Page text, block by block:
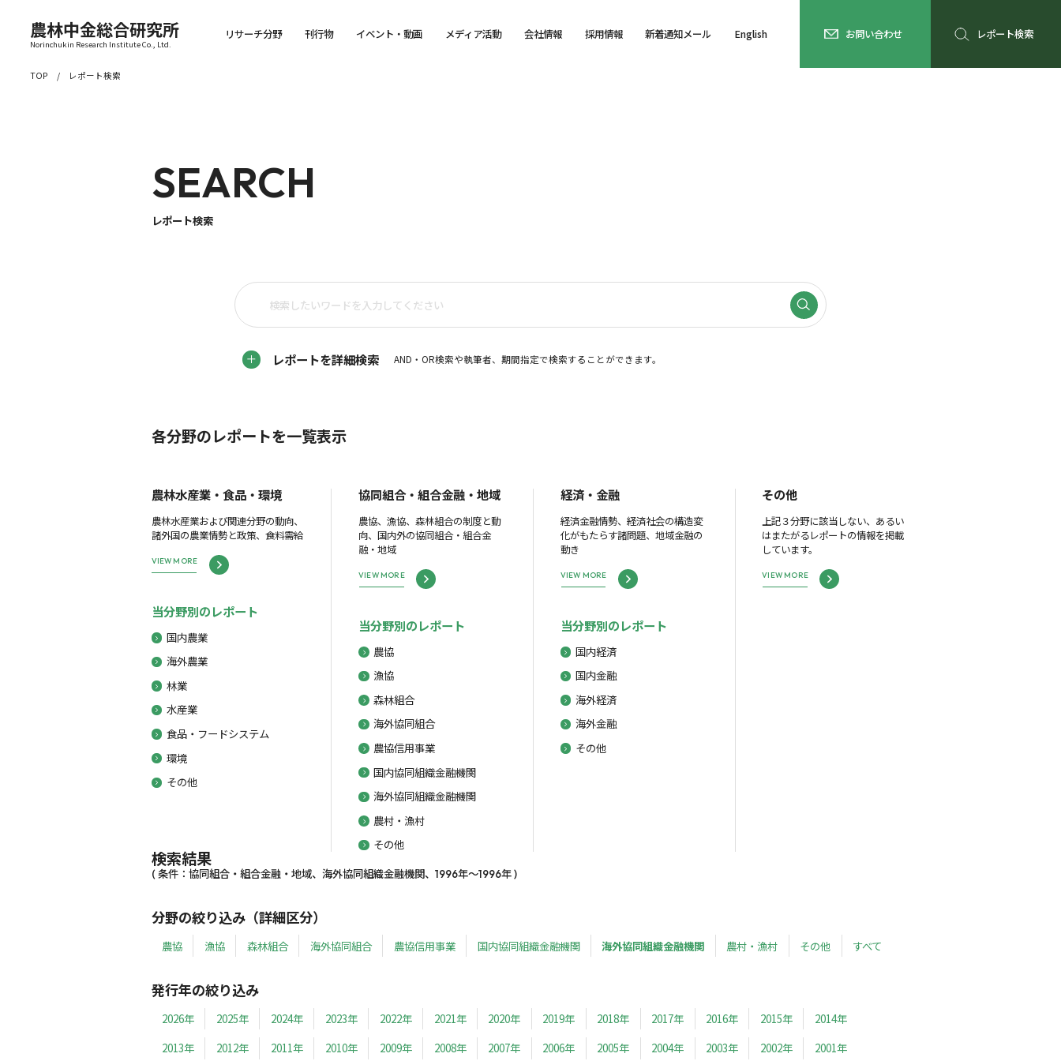
農林中金総合研究所
Norinchukin Research Institute Co., Ltd.
リサーチ分野 刊行物 イベント・動画 メディア活動 会社情報 採用情報 新着通知メール English お問い合わせ レポート検索
TOP レポート検索
SEARCH
レポート検索
レポートを詳細検索 AND・OR検索や執筆者、期間指定で検索することができます。
各分野のレポートを一覧表示
農林水産業・食品・環境
農林水産業および関連分野の動向、
諸外国の農業情勢と政策、食料需給
VIEW MORE
当分野別のレポート
国内農業
海外農業
林業
水産業
食品・フードシステム
環境
その他
協同組合・組合金融・地域
農協、漁協、森林組合の制度と動
向、国内外の協同組合・組合金
融・地域
VIEW MORE
当分野別のレポート
農協
漁協
森林組合
海外協同組合
農協信用事業
国内協同組織金融機関
海外協同組織金融機関
農村・漁村
その他
経済・金融
経済金融情勢、経済社会の構造変
化がもたらす諸問題、地域金融の
動き
VIEW MORE
当分野別のレポート
国内経済
国内金融
海外経済
海外金融
その他
その他
上記３分野に該当しない、あるい
はまたがるレポートの情報を掲載
しています。
VIEW MORE
検索結果
( 条件：協同組合・組合金融・地域、海外協同組織金融機関、1996年～1996年 )
分野の絞り込み（詳細区分）
農協 漁協 森林組合 海外協同組合 農協信用事業 国内協同組織金融機関 海外協同組織金融機関 農村・漁村 その他 すべて
発行年の絞り込み
2026年 2025年 2024年 2023年 2022年 2021年 2020年 2019年 2018年 2017年 2016年 2015年
2014年
2013年
2012年 2011年 2010年 2009年 2008年 2007年 2006年 2005年 2004年 2003年 2002年 2001年